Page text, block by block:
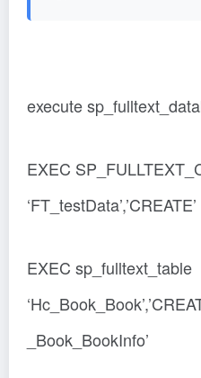
execute
EXEC
‘FT_testData’,’CREATE’
EXEC sp_fulltext_table
_Book_BookInfo’